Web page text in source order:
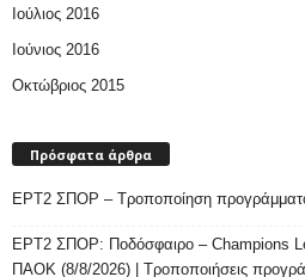
Ιούλιος 2016
Ιούνιος 2016
Οκτώβριος 2015
Πρόσφατα άρθρα
ΕΡΤ2 ΣΠΟΡ – Τροποποίηση
ΕΡΤ2 ΣΠΟΡ: Ποδόσφαιρο – Champions
ΠΑΟΚ (8/8/2026) | Τροποποιήσεις